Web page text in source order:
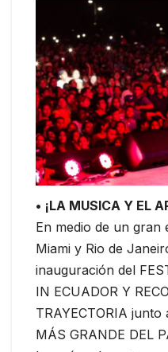
• ¡LA MUSICA Y EL
En medio de un gran
Miami y Rio de
inauguración del
IN ECUADOR Y
TRAYECTORIA junto
MÁS GRANDE DEL